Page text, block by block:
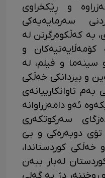
و ڕێکخراوی
سەرمایەیەکی
بە کەڵکوەرگرتن لە
کۆمەڵایەتیەکان و
سینەما و فیلم، لە
و بیردانکی خەڵکی
تاوانکارییانەی
ئەو دامەزراوانە
سەرکوتکەری
تۆی دوبەرەکی و بێ
خەڵکی کوردستاندا،
لەبار ببەن